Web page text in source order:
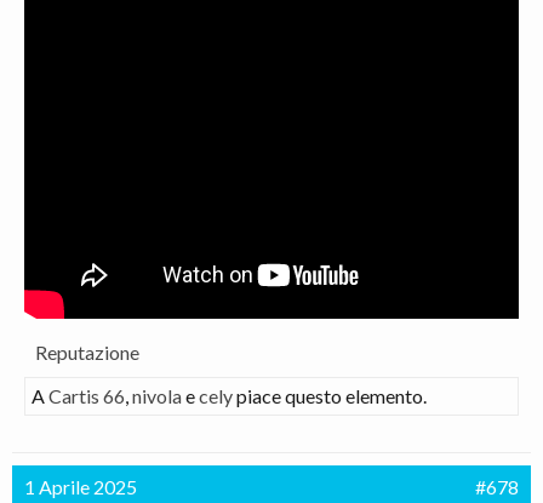
Reputazione
ACartis 66,nivolaecelypiace questo elemento.
1 Aprile 2025 #678